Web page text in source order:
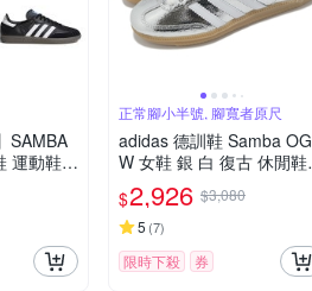
SAMBA
運動鞋
正常腳小半號, 腳寬者原尺
adidas 德訓鞋 Samba OG
W 女鞋 銀 白 復古 休閒鞋
爆裂紋 愛迪達 JR0035
$2,926 $3,080
5 (7)
限時下殺 券